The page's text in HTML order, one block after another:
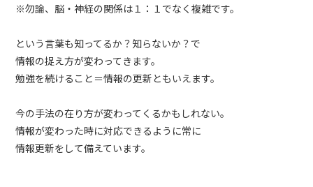
※勿論、脳・神経の関係は１：１でなく複雑です。
という言葉も知ってるか？知らないか？で
情報の捉え方が変わってきます。
勉強を続けること＝情報の更新ともいえます。
今の手法の在り方が変わってくるかもしれない。
情報が変わった時に対応できるように常に
情報更新をして備えています。